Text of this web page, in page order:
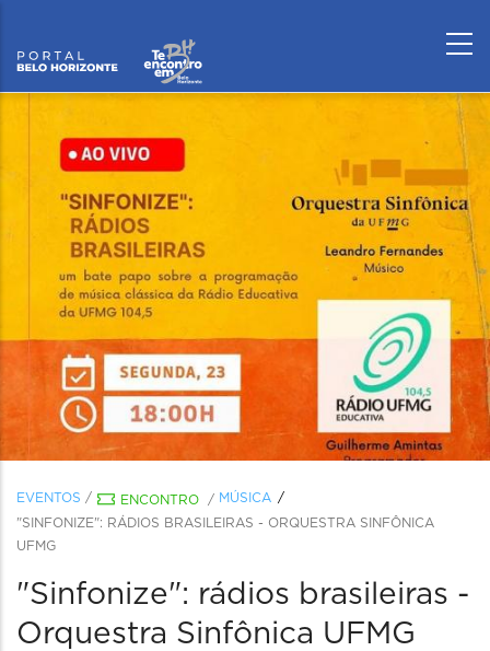
EVENTOS / ENCONTRO / MÚSICA
"SINFONIZE": RÁDIOS BRASILEIRAS - ORQUESTRA SINFÔNICA
UFMG
"Sinfonize": rádios brasileiras -
Orquestra Sinfônica UFMG